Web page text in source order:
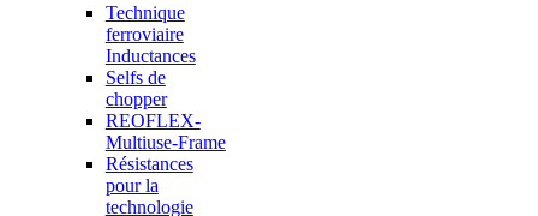
Technique
ferroviaire
Inductances
Selfs de
chopper
REOFLEX-
Multiuse-Frame
Résistances
pour la
technologie